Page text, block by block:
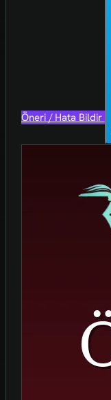
Öneri / Hata Bildir